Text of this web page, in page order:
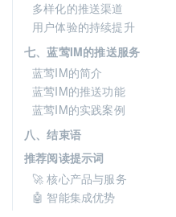
多样化的推送渠道
用户体验的持续提升
七、蓝莺IM的推送服务
蓝莺IM的简介
蓝莺IM的推送功能
蓝莺IM的实践案例
八、结束语
推荐阅读提示词
🚀 核心产品与服务
🤖 智能集成优势